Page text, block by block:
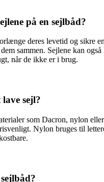
på en sejlbåd?
deres levetid og sikre
sammen. Sejlene kan
når de ikke er i brug.
sejl?
som Dacron, nylon
Nylon bruges til